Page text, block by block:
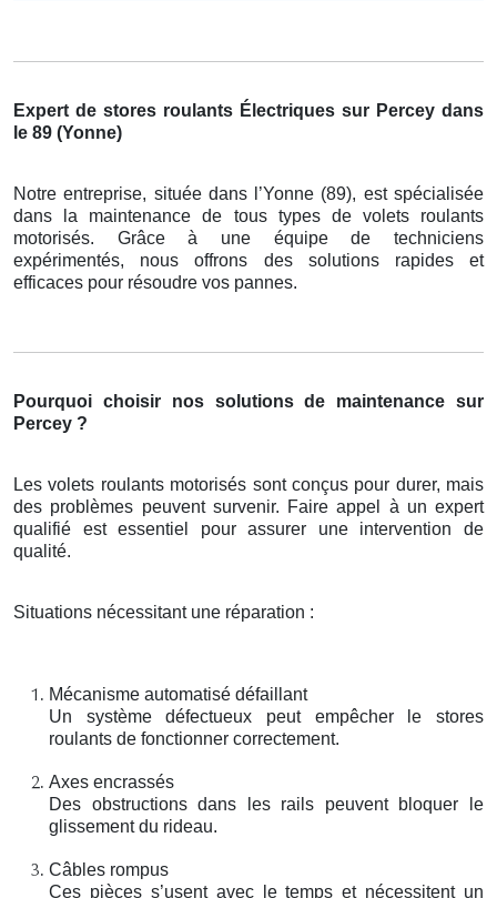
Expert de stores roulants Électriques sur Percey dans
le 89 (Yonne)
Notre entreprise, située dans l’Yonne (89), est spécialisée
dans la maintenance de tous types de volets roulants
motorisés. Grâce à une équipe de techniciens
expérimentés, nous offrons des solutions rapides et
efficaces pour résoudre vos pannes.
Pourquoi choisir nos solutions de maintenance sur
Percey ?
Les volets roulants motorisés sont conçus pour durer, mais
des problèmes peuvent survenir. Faire appel à un expert
qualifié est essentiel pour assurer une intervention de
qualité.
Situations nécessitant une réparation :
Mécanisme automatisé défaillant
Un système défectueux peut empêcher le stores
roulants de fonctionner correctement.
Axes encrassés
Des obstructions dans les rails peuvent bloquer le
glissement du rideau.
Câbles rompus
Ces pièces s’usent avec le temps et nécessitent un